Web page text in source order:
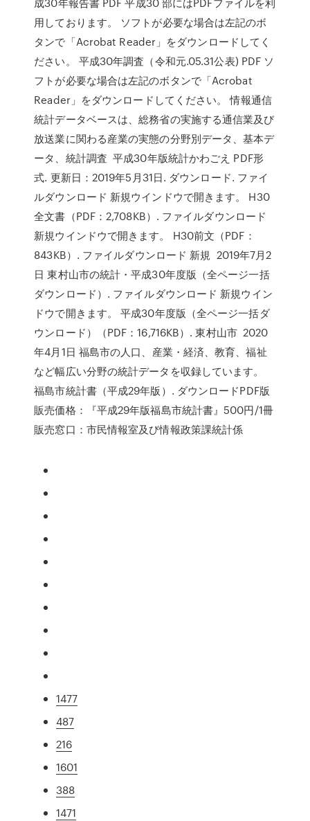
用しております。 ソフトが必要な場合は左記のボ
タンで「Acrobat Reader」をダウンロードしてく
ださい。 平成30年調査（令和元.05.31公表) PDF ソ
フトが必要な場合は左記のボタンで「Acrobat
Reader」をダウンロードしてください。 情報通信
統計データベースは、総務省の実施する通信業及び
放送業に関わる産業の実態の分野別データ、基本デ
ータ、統計調査 平成30年版統計かわごえ PDF形
式. 更新日：2019年5月31日. ダウンロード. ファイ
ルダウンロード 新規ウインドウで開きます。 H30
全文書（PDF：2,708KB）. ファイルダウンロード
新規ウインドウで開きます。 H30前文（PDF：
843KB）. ファイルダウンロード 新規 2019年7月2
日 東村山市の統計・平成30年度版（全ページ一括
ダウンロード）. ファイルダウンロード 新規ウイン
ドウで開きます。 平成30年度版（全ページ一括ダ
ウンロード）（PDF：16,716KB）. 東村山市 2020
年4月1日 福島市の人口、産業・経済、教育、福祉
など幅広い分野の統計データを収録しています。
福島市統計書（平成29年版）. ダウンロードPDF版
販売価格：『平成29年版福島市統計書』500円/1冊
販売窓口：市民情報室及び情報政策課統計係
1477
487
216
1601
388
1471